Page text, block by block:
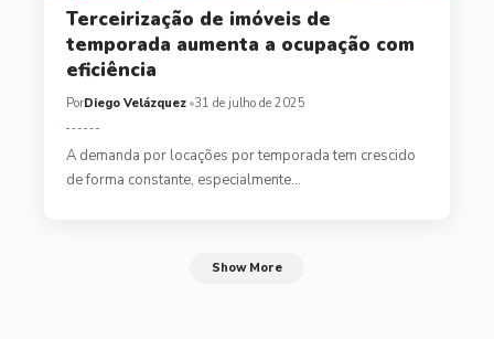
Terceirização de imóveis de
temporada aumenta a ocupação com
eficiência
PorDiego Velázquez 31 de julho de 2025
A demanda por locações por temporada tem crescido
de forma constante, especialmente…
Show More